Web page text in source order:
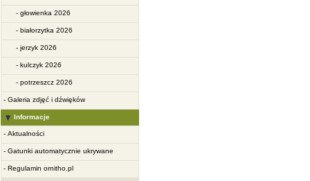
- głowienka 2026
- białorzytka 2026
- jerzyk 2026
- kulczyk 2026
- potrzeszcz 2026
- Galeria zdjęć i dźwięków
Informacje
- Aktualności
- Gatunki automatycznie ukrywane
- Regulamin ornitho.pl